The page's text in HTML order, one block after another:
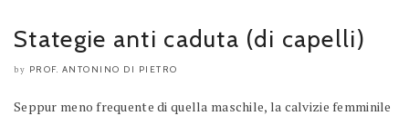
Stategie anti caduta (di capelli)
by PROF. ANTONINO DI PIETRO
Seppur meno frequente di quella maschile, la calvizie femminile